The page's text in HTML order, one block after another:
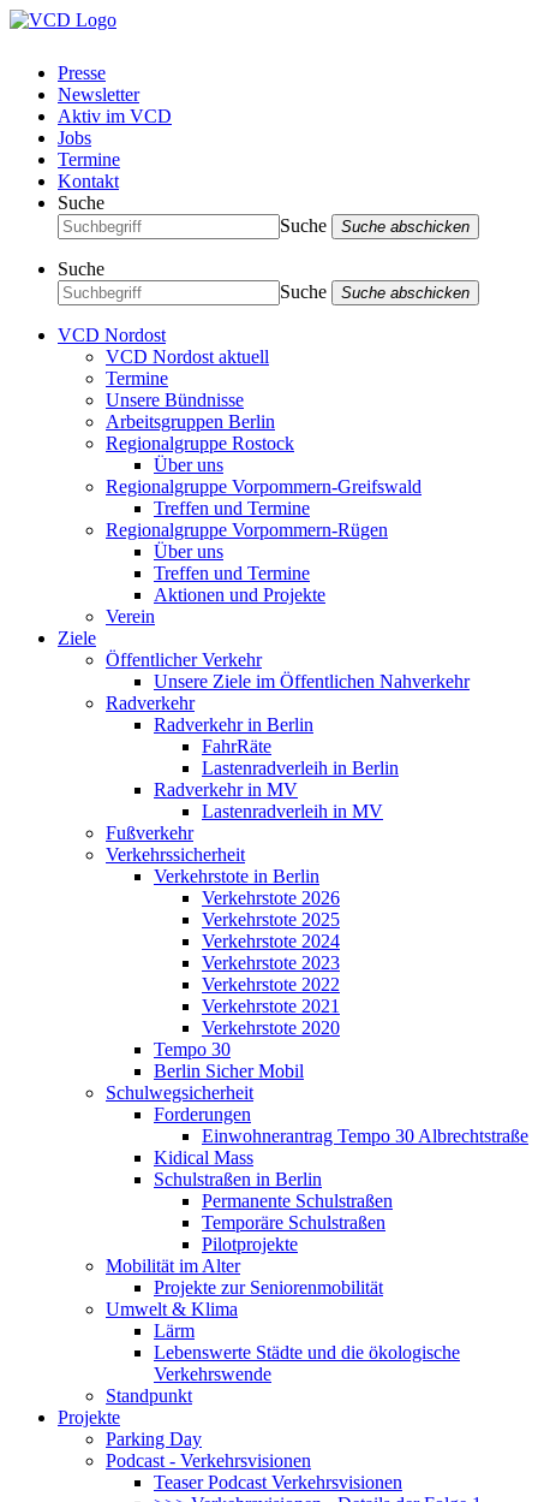
Presse
Newsletter
Aktiv im VCD
Jobs
Termine
Kontakt
Suche
Suche
Suche abschicken
Suche
Suche
Suche abschicken
VCD Nordost
VCD Nordost aktuell
Termine
Unsere Bündnisse
Arbeitsgruppen Berlin
Regionalgruppe Rostock
Über uns
Regionalgruppe Vorpommern-Greifswald
Treffen und Termine
Regionalgruppe Vorpommern-Rügen
Über uns
Treffen und Termine
Aktionen und Projekte
Verein
Ziele
Öffentlicher Verkehr
Unsere Ziele im Öffentlichen Nahverkehr
Radverkehr
Radverkehr in Berlin
FahrRäte
Lastenradverleih in Berlin
Radverkehr in MV
Lastenradverleih in MV
Fußverkehr
Verkehrssicherheit
Verkehrstote in Berlin
Verkehrstote 2026
Verkehrstote 2025
Verkehrstote 2024
Verkehrstote 2023
Verkehrstote 2022
Verkehrstote 2021
Verkehrstote 2020
Tempo 30
Berlin Sicher Mobil
Schulwegsicherheit
Forderungen
Einwohnerantrag Tempo 30 Albrechtstraße
Kidical Mass
Schulstraßen in Berlin
Permanente Schulstraßen
Temporäre Schulstraßen
Pilotprojekte
Mobilität im Alter
Projekte zur Seniorenmobilität
Umwelt & Klima
Lärm
Lebenswerte Städte und die ökologische
Verkehrswende
Standpunkt
Projekte
Parking Day
Podcast - Verkehrsvisionen
Teaser Podcast Verkehrsvisionen